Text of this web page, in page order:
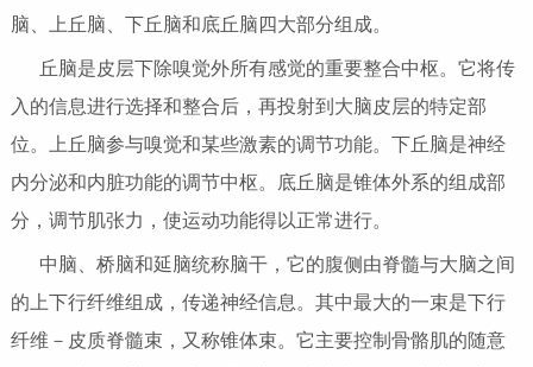
脑、上丘脑、下丘脑和底丘脑四大部分组成。
丘脑是皮层下除嗅觉外所有感觉的重要整合中枢。它将传
入的信息进行选择和整合后，再投射到大脑皮层的特定部
位。上丘脑参与嗅觉和某些激素的调节功能。下丘脑是神经
内分泌和内脏功能的调节中枢。底丘脑是锥体外系的组成部
分，调节肌张力，使运动功能得以正常进行。
中脑、桥脑和延脑统称脑干，它的腹侧由脊髓与大脑之间
的上下行纤维组成，传递神经信息。其中最大的一束是下行
纤维－皮质脊髓束，又称锥体束。它主要控制骨骼肌的随意